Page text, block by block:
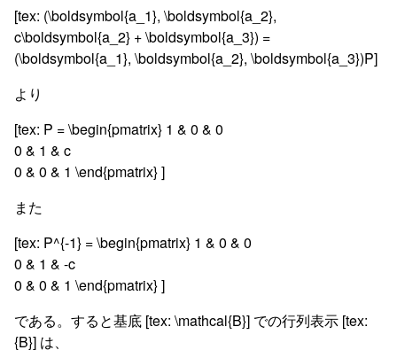
[tex: (\boldsymbol{a_1}, \boldsymbol{a_2},
c\boldsymbol{a_2} + \boldsymbol{a_3}) =
(\boldsymbol{a_1}, \boldsymbol{a_2}, \boldsymbol{a_3})P]
より
[tex: P = \begin{pmatrix} 1 & 0 & 0
0 & 1 & c
0 & 0 & 1 \end{pmatrix} ]
また
[tex: P^{-1} = \begin{pmatrix} 1 & 0 & 0
0 & 1 & -c
0 & 0 & 1 \end{pmatrix} ]
である。すると基底 [tex: \mathcal{B}] での行列表示 [tex:
{B}] は、